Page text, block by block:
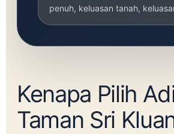
penuh, keluasan tanah,
Kenapa Pilih
Taman Sri